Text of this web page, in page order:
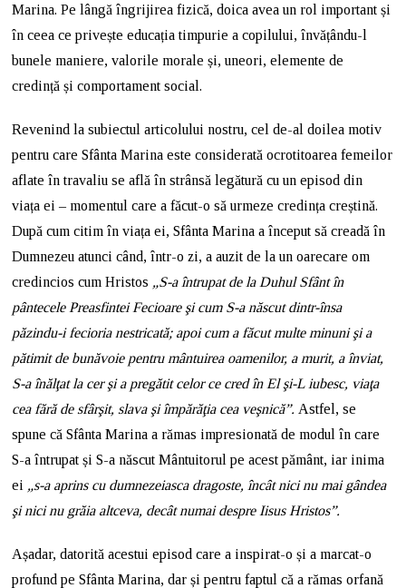
Marina. Pe lângă îngrijirea fizică, doica avea un rol important și
în ceea ce privește educația timpurie a copilului, învățându-l
bunele maniere, valorile morale și, uneori, elemente de
credință și comportament social.
Revenind la subiectul articolului nostru, cel de-al doilea motiv
pentru care Sfânta Marina este considerată ocrotitoarea femeilor
aflate în travaliu se află în strânsă legătură cu un episod din
viața ei – momentul care a făcut-o să urmeze credința creștină.
După cum citim în viața ei, Sfânta Marina a început să creadă în
Dumnezeu atunci când, într-o zi, a auzit de la un oarecare om
credincios cum Hristos „S-a întrupat de la Duhul Sfânt în
pântecele Preasfintei Fecioare şi cum S-a născut dintr-însa
păzindu-i fecioria nestricată; apoi cum a făcut multe minuni şi a
pătimit de bunăvoie pentru mântuirea oamenilor, a murit, a înviat,
S-a înălţat la cer şi a pregătit celor ce cred în El şi-L iubesc, viaţa
cea fără de sfârşit, slava şi împărăţia cea veşnică”. Astfel, se
spune că Sfânta Marina a rămas impresionată de modul în care
S-a întrupat și S-a născut Mântuitorul pe acest pământ, iar inima
ei „s-a aprins cu dumnezeiasca dragoste, încât nici nu mai gândea
şi nici nu grăia altceva, decât numai despre Iisus Hristos”.
Așadar, datorită acestui episod care a inspirat-o și a marcat-o
profund pe Sfânta Marina, dar și pentru faptul că a rămas orfană